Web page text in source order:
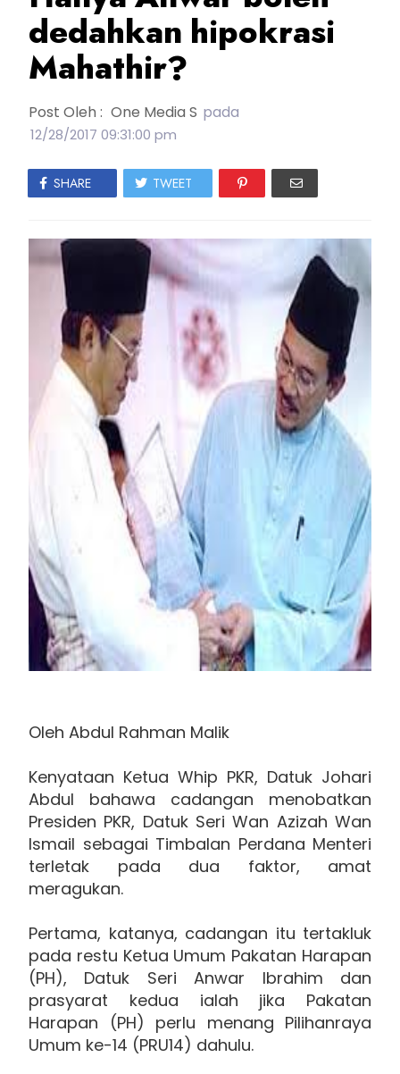
dedahkan hipokrasi
Mahathir?
Post Oleh : One Media S pada
12/28/2017 09:31:00 pm
SHARE TWEET
Oleh Abdul Rahman Malik
Kenyataan Ketua Whip PKR, Datuk Johari
Abdul bahawa cadangan menobatkan
Presiden PKR, Datuk Seri Wan Azizah Wan
Ismail sebagai Timbalan Perdana Menteri
terletak pada dua faktor, amat
meragukan.
Pertama, katanya, cadangan itu tertakluk
pada restu Ketua Umum Pakatan Harapan
(PH), Datuk Seri Anwar Ibrahim dan
prasyarat kedua ialah jika Pakatan
Harapan (PH) perlu menang Pilihanraya
Umum ke-14 (PRU14) dahulu.